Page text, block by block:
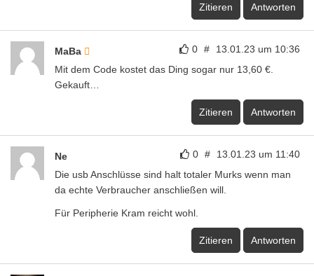
Zitieren Antworten
0 # 13.01.23 um 10:36
MaBa
Mit dem Code kostet das Ding sogar nur 13,60 €.
Gekauft…
Zitieren Antworten
0 # 13.01.23 um 11:40
Ne
Die usb Anschlüsse sind halt totaler Murks wenn man
da echte Verbraucher anschließen will.
Für Peripherie Kram reicht wohl.
Zitieren Antworten